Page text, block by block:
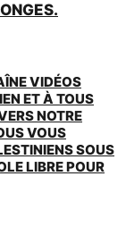
VIDÉOS
ET À TOUS
NOTRE
VOUS
SOUS
LIBRE POUR